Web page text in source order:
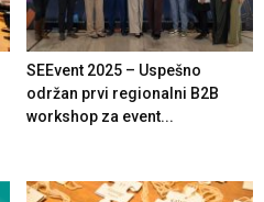
SEEvent 2025 – Uspešno
održan prvi regionalni B2B
workshop za event...